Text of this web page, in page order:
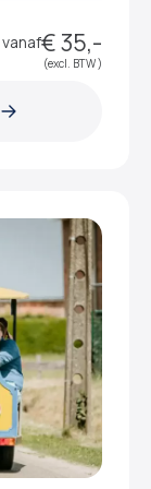
vanaf€ 35,-
(excl. BTW )